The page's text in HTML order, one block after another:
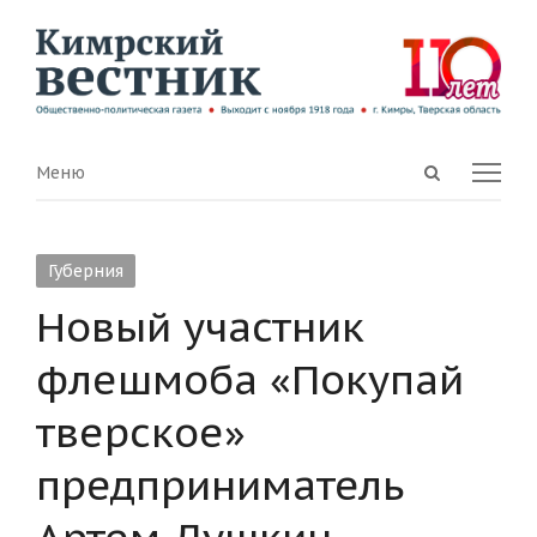
Open
Menu
Меню
Губерния
Новый участник
флешмоба «Покупай
тверское»
предприниматель